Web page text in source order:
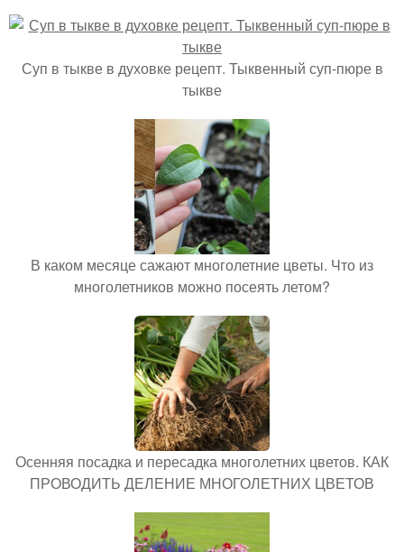
Суп в тыкве в духовке рецепт. Тыквенный суп-пюре в
тыкве
В каком месяце сажают многолетние цветы. Что из
многолетников можно посеять летом?
Осенняя посадка и пересадка многолетних цветов. КАК
ПРОВОДИТЬ ДЕЛЕНИЕ МНОГОЛЕТНИХ ЦВЕТОВ